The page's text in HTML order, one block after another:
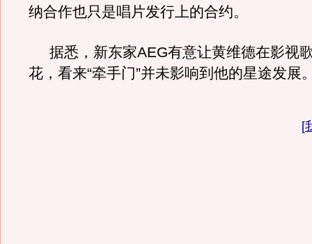
纳合作也只是唱片发行上的合约。
据悉，新东家AEG有意让黄维德在影视
花，看来“牵手门”并未影响到他的星途发展
[